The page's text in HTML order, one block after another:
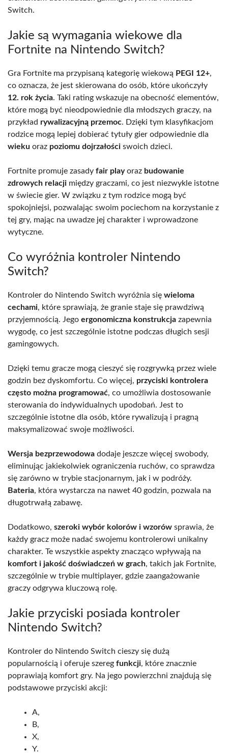
Switch.
Jakie są wymagania wiekowe dla
Fortnite na Nintendo Switch?
Gra Fortnite ma przypisaną kategorię wiekową PEGI 12+,
co oznacza, że jest skierowana do osób, które ukończyły
12. rok życia. Taki rating wskazuje na obecność elementów,
które mogą być nieodpowiednie dla młodszych graczy, na
przykład rywalizacyjną przemoc. Dzięki tym klasyfikacjom
rodzice mogą lepiej dobierać tytuły gier odpowiednie dla
wieku oraz poziomu dojrzałości swoich dzieci.
Fortnite promuje zasady fair playoraz budowanie
zdrowych relacji między graczami, co jest niezwykle istotne
w świecie gier. W związku z tym rodzice mogą być
spokojniejsi, pozwalając swoim pociechom na korzystanie z
tej gry, mając na uwadze jej charakter i wprowadzone
wytyczne.
Co wyróżnia kontroler Nintendo
Switch?
Kontroler do Nintendo Switch wyróżnia się wieloma
cechami, które sprawiają, że granie staje się prawdziwą
przyjemnością. Jego ergonomiczna konstrukcja zapewnia
wygodę, co jest szczególnie istotne podczas długich sesji
gamingowych.
Dzięki temu gracze mogą cieszyć się rozgrywką przez wiele
godzin bez dyskomfortu. Co więcej, przyciski kontrolera
często można programować, co umożliwia dostosowanie
sterowania do indywidualnych upodobań. Jest to
szczególnie istotne dla osób, które rywalizują i pragną
maksymalizować swoje możliwości.
Wersja bezprzewodowa dodaje jeszcze więcej swobody,
eliminując jakiekolwiek ograniczenia ruchów, co sprawdza
się zarówno w trybie stacjonarnym, jak i w podróży.
Bateria, która wystarcza na nawet 40 godzin, pozwala na
długotrwałą zabawę.
Dodatkowo, szeroki wybór kolorów i wzorów sprawia, że
każdy gracz może nadać swojemu kontrolerowi unikalny
charakter. Te wszystkie aspekty znacząco wpływają na
komfort i jakość doświadczeń w grach, takich jak Fortnite,
szczególnie w trybie multiplayer, gdzie zaangażowanie
graczy odgrywa kluczową rolę.
Jakie przyciski posiada kontroler
Nintendo Switch?
Kontroler do Nintendo Switch cieszy się dużą
popularnością i oferuje szereg funkcji, które znacznie
poprawiają komfort gry. Na jego powierzchni znajdują się
podstawowe przyciski akcji:
A,
B,
X,
Y.